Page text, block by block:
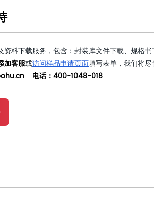
料下载服务，包含：封装库文件下载、规格
加客服或访问样品申请页面填写表单，我们将尽
电话：400-1048-018